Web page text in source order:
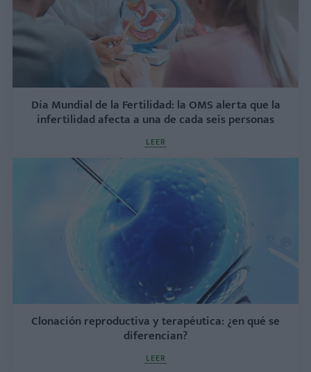
Día Mundial de la Fertilidad: la OMS alerta que la
infertilidad afecta a una de cada seis personas
LEER
Clonación reproductiva y terapéutica: ¿en qué se
diferencian?
LEER